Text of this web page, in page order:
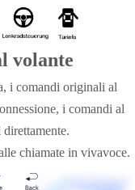
consumi, velocità,
modificare le
immediatamente